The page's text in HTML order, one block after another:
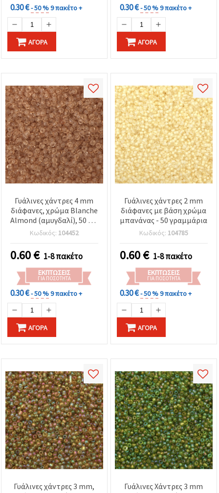
0.30 €- 50 %9 πακέτο +
ΑΓΟΡΆ
0.30 €- 50 %9 πακέτο +
ΑΓΟΡΆ
Γυάλινες χάντρες 4 mm
διάφανες, χρώμα Blanche
Almond (αμυγδαλί), 50 γρ,
για χειροτεχνίες &
κοσμήματα DIY
Κωδικός: 104452
0.60€ 1-8 πακέτο
ΕΚΠΤΏΣΕΙΣ
ΓΙΑ ΠΟΣΌΤΗΤΑ
0.30 €- 50 %9 πακέτο +
ΑΓΟΡΆ
Γυάλινες χάντρες 2 mm
διάφανες με βάση χρώμα
μπανάνας - 50 γραμμάρια
Κωδικός: 104785
0.60€ 1-8 πακέτο
ΕΚΠΤΏΣΕΙΣ
ΓΙΑ ΠΟΣΌΤΗΤΑ
0.30 €- 50 %9 πακέτο +
ΑΓΟΡΆ
Γυάλινες χάντρες 3 mm,
Γυάλινες Χάντρες 3 mm